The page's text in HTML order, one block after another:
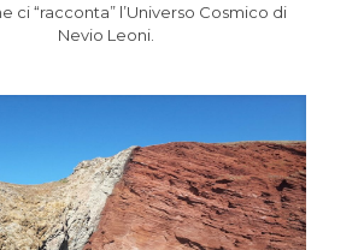
ci “racconta” l’Universo Cosmico di
Nevio Leoni.